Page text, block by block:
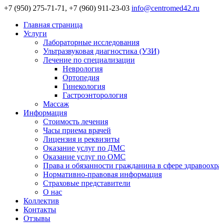
+7 (950) 275-71-71, +7 (960) 911-23-03 info@centromed42.ru
Главная страница
Услуги
Лабораторные исследования
Ультразвуковая диагностика (УЗИ)
Лечение по специализации
Неврология
Ортопедия
Гинекология
Гастроэнторология
Массаж
Информация
Стоимость лечения
Часы приема врачей
Лицензия и реквизиты
Оказание услуг по ДМС
Оказание услуг по ОМС
Права и обязанности гражданина в сфере
Нормативно-правовая информация
Страховые представители
О нас
Коллектив
Контакты
Отзывы